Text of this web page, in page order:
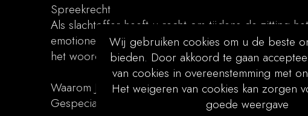
Spreekrecht
Als slachtoffer heeft u recht om tijdens de zitting
emotioneel beladen zijn. Wij bereiden u goed voor
het woord voeren.
Waarom Jordan Law?
Gespecialiseerd in slachtofferzaken
Wij gebruiken cookies om u de beste
bieden. Door akkoord te gaan
van cookies in overeenstemming met
Het weigeren van cookies kan zorgen
goede weergave